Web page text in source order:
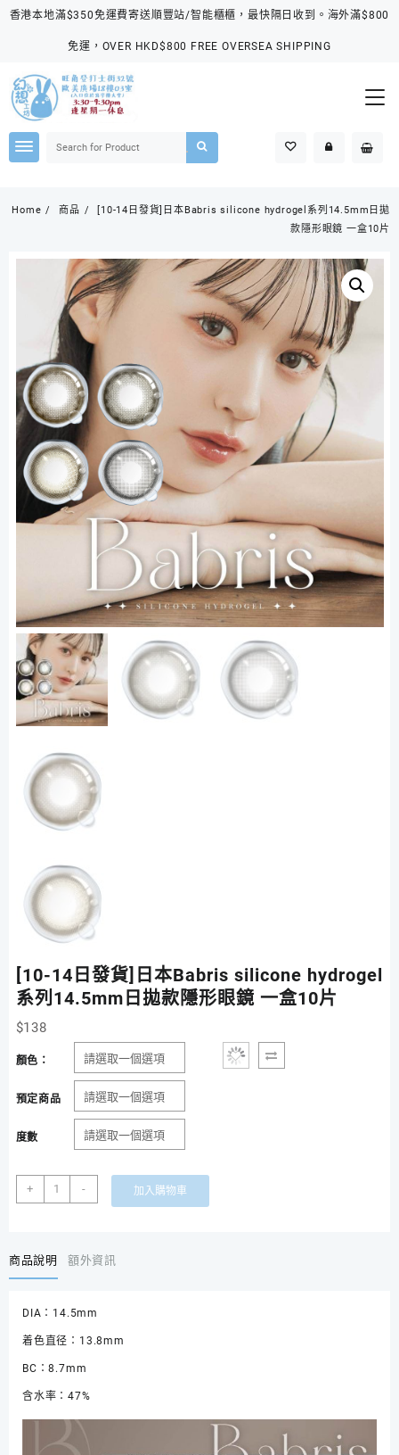
Skip
香港本地滿$350免運費寄送順豐站/智能櫃櫃，最快隔日收到。海外滿$800
免運，OVER HKD$800 FREE OVERSEA SHIPPING
Home 商品
[10-14日發貨]日本Babris silicone hydrogel系列14.5mm日拋
款隱形眼鏡 一盒10片
[10-14日發貨]日本Babris silicone hydrogel
系列14.5mm日拋款隱形眼鏡 一盒10片
$138
顏色：
預定商品
度數
+
[10-
14
貨]
日
Babris
silicone
系
列
拋
- 加入購物車
商品說明 額外資訊
DIA：14.5mm
着色直径：13.8mm
BC：8.7mm
含水率：47%